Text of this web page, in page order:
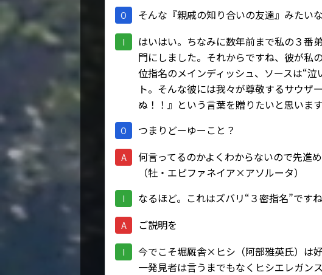
O そんな『親戚の知り合いの友達』みたい
I
はいはい。ちなみに数年前まで私の３番
門にしました。それからですね、彼が私
位指名のメインディッシュ、ソースは“
ト。そんな彼には我々が尊敬するサウザ
ぬ！！』という言葉を贈りたいと思います
O つまりどーゆーこと？
A
何言ってるのかよくわからないので先進
（牡・エピファネイア×アソルータ）
I なるほど。これはズバリ“３密指名”ですね
A ご説明を
I
今でこそ堀厩舎×ヒシ（阿部雅英氏）は
一発見者は言うまでもなくヒシエレガン